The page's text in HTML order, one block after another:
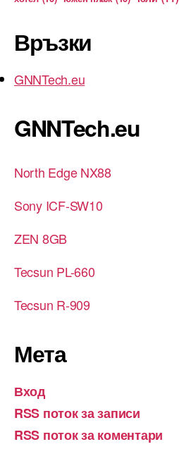
Връзки
GNNTech.eu
GNNTech.eu
North Edge NX88
Sony ICF-SW10
ZEN 8GB
Tecsun PL-660
Tecsun R-909
Мета
Вход
RSS поток за записи
RSS поток за коментари